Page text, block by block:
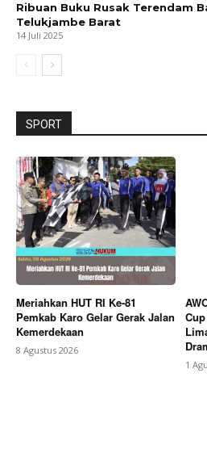
Ribuan Buku Rusak Terendam
Telukjambe Barat
14 Juli 2025
SPORT
Meriahkan HUT RI Ke-81
Pemkab Karo Gelar Gerak Jalan
Kemerdekaan
8 Agustus 2026
1